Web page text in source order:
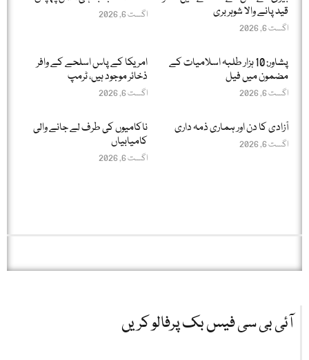
قید پانے والا شوہر بری
اگست 6, 2026
اگست 6, 2026
پشاور: 10 ہزار طلبہ اسلامیات کے
مضمون میں فیل
اگست 6, 2026
امریکا کے پاس اسلحے کے وافر
ذخائر موجود ہیں، ٹرمپ
اگست 6, 2026
آزادی کا دن اور ہماری ذمہ داری
اگست 6, 2026
ناکامیوں کی طرف لے جانے والی
کامیابیاں
اگست 6, 2026
آئی بی سی فیس بک پرفالو کریں